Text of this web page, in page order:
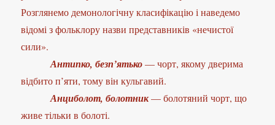
Розглянемо демонологічну класифікацію і наведемо
відомі з фольклору назви представників «нечистої
сили».
Антипко, безп’ятько— чорт, якому дверима
відбито п’яти, тому він кульгавий.
Анциболот, болотник— болотяний чорт, що
живе тільки в болоті.